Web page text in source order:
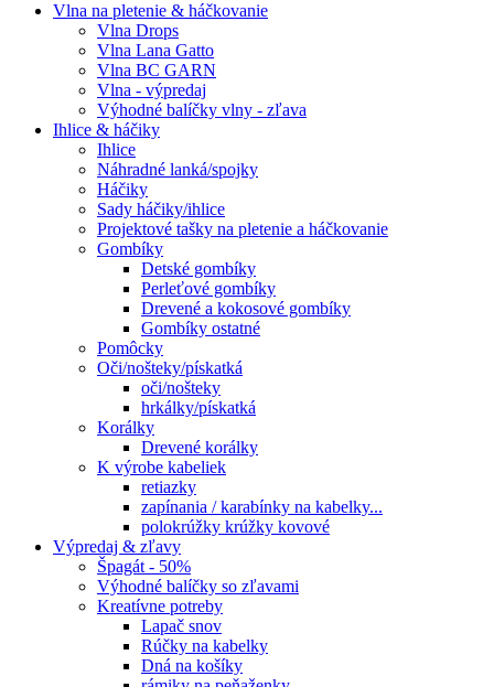
Vlna na pletenie & háčkovanie
Vlna Drops
Vlna Lana Gatto
Vlna BC GARN
Vlna - výpredaj
Výhodné balíčky vlny - zľava
Ihlice & háčiky
Ihlice
Náhradné lanká/spojky
Háčiky
Sady háčiky/ihlice
Projektové tašky na pletenie a háčkovanie
Gombíky
Detské gombíky
Perleťové gombíky
Drevené a kokosové gombíky
Gombíky ostatné
Pomôcky
Oči/nošteky/pískatká
oči/nošteky
hrkálky/pískatká
Korálky
Drevené korálky
K výrobe kabeliek
retiazky
zapínania / karabínky na kabelky...
polokrúžky krúžky kovové
Výpredaj & zľavy
Špagát - 50%
Výhodné balíčky so zľavami
Kreatívne potreby
Lapač snov
Rúčky na kabelky
Dná na košíky